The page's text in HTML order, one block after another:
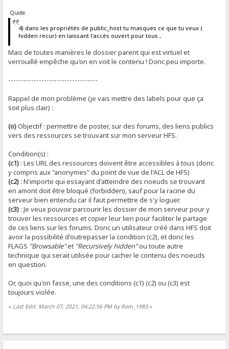
Quote
4) dans les propriétés de public_host tu masques ce que tu veux (
hidden recur) en laissant l'accès ouvert pour tous ,
Mais de toutes manières le dossier parent qui est virtuel et
verrouillé empêche qu'on en voit le contenu ! Donc peu importe.
-----------------------------------
Rappel de mon problème (je vais mettre des labels pour que ça
soit plus clair) :
(o)Objectif : permettre de poster, sur des forums, des liens publics
vers des ressources se trouvant sur mon serveur HFS.
Condition(s) :
(c1) : Les URL des ressources doivent être accessibles à tous (donc
y compris aux "anonymes" du point de vue de l'ACL de HFS)
(c2) : N'importe qui essayant d'atteindre des noeuds se trouvant
en amont doit être bloqué (forbidden), sauf pour la racine du
serveur bien entendu car il faut permettre de s'y loguer.
(c3) : Je veux pouvoir parcourir les dossier de mon serveur pour y
trouver les ressources et copier leur lien pour faciliter le partage
de ces liens sur les forums. Donc un utilisateur créé dans HFS doit
avoir la possibilité d'outrepasser la condition (c2), et donc les
FLAGS "Browsable"et "Recursively hidden"ou toute autre
technique qui serait utilisée pour cacher le contenu des noeuds
en question.
Or, quoi qu'on fasse, une des conditions (c1) (c2) ou (c3) est
toujours violée.
« Last Edit: March 07, 2021, 04:22:56 PM by Rom_1983»